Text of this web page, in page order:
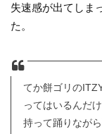
失速感が出てしま
た。
てか餅ゴリの
ってはいるんだ
持って踊りなが